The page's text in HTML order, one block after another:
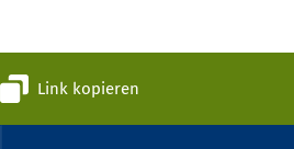
Link kopieren